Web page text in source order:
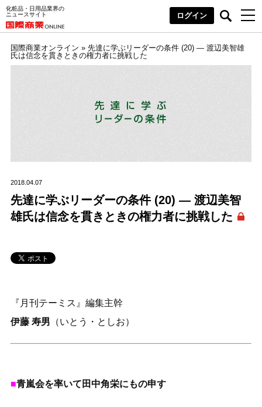
化粧品・日用品業界の
ニュースサイト
ログイン
国際商業オンライン » 先達に学ぶリーダーの条件 (20) ― 渡辺美智雄
氏は信念を貫きときの権力者に挑戦した
2018.04.07
先達に学ぶリーダーの条件 (20) ― 渡辺美智
雄氏は信念を貫きときの権力者に挑戦した
『月刊テーミス』編集主幹
伊藤 寿男 （いとう・としお）
■青嵐会を率いて田中角栄にもの申す